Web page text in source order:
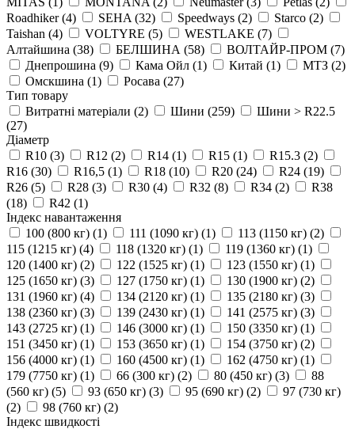
Roadhiker(4) SEHA (32) Speedways (2) Starco (2)
Taishan (4) VOLTYRE (5) WESTLAKE (7)
Алтайшина (38) БЕЛШИНА (58) ВОЛТАЙР-ПРОМ (7)
Днепрошина (9) Кама Ойл (1) Китай (1) МТЗ (2)
Омскшина (1) Росава (27)
Тип товару
Витратні матеріали (2) Шини (259)
Шини > R22.5
(27)
Діаметр
R10 (3) R12 (2) R14 (1) R15 (1) R15.3 (2)
R16 (30) R16,5 (1) R18 (10) R20 (24) R24 (19)
R26 (5) R28 (3) R30 (4) R32 (8) R34 (2)
R38
(18)
R42 (1)
Індекс навантаження
100 (800 кг) (1) 111 (1090 кг) (1) 113 (1150 кг) (2)
115 (1215 кг) (4) 118 (1320 кг) (1) 119 (1360 кг) (1)
120 (1400 кг) (2) 122 (1525 кг) (1) 123 (1550 кг) (1)
125 (1650 кг) (3) 127 (1750 кг) (1) 130 (1900 кг) (2)
131 (1960 кг) (4) 134 (2120 кг) (1) 135 (2180 кг) (3)
138 (2360 кг) (3) 139 (2430 кг) (1) 141 (2575 кг) (3)
143 (2725 кг) (1) 146 (3000 кг) (1) 150 (3350 кг) (1)
151 (3450 кг) (1) 153 (3650 кг) (1) 154 (3750 кг) (2)
156 (4000 кг) (1) 160 (4500 кг) (1) 162 (4750 кг) (1)
179 (7750 кг) (1) 66 (300 кг) (2) 80 (450 кг) (3)
88
(560 кг) (5) 93 (650 кг) (3) 95 (690 кг) (2)
97 (730 кг)
(2)
98 (760 кг) (2)
Індекс швидкості